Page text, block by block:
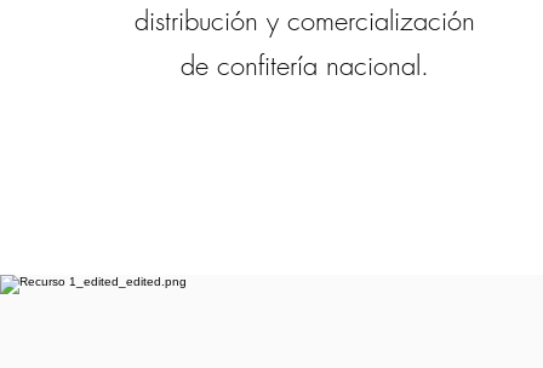
distribución y comercialización
de confitería nacional.